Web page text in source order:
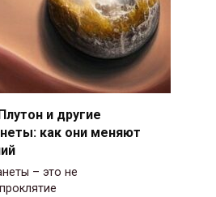
и другие
как они меняют
– это не